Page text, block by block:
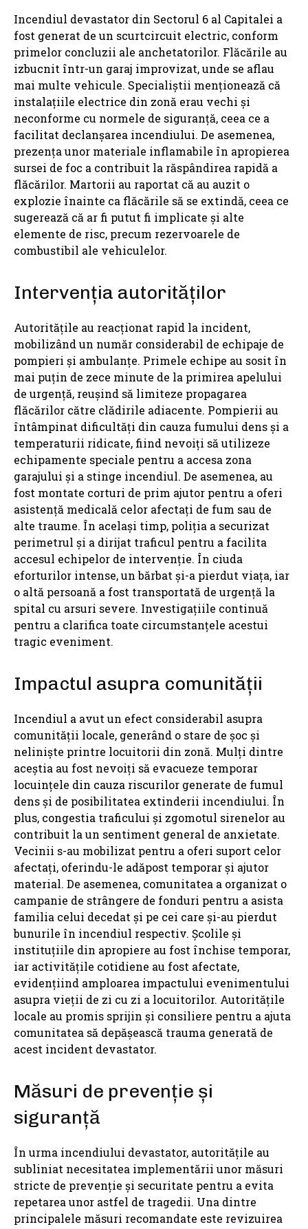
Incendiul devastator din Sectorul 6 al Capitalei a
fost generat de un scurtcircuit electric, conform
primelor concluzii ale anchetatorilor. Flăcările au
izbucnit într-un garaj improvizat, unde se aflau
mai multe vehicule. Specialiștii menționează că
instalațiile electrice din zonă erau vechi și
neconforme cu normele de siguranță, ceea ce a
facilitat declanșarea incendiului. De asemenea,
prezența unor materiale inflamabile în apropierea
sursei de foc a contribuit la răspândirea rapidă a
flăcărilor. Martorii au raportat că au auzit o
explozie înainte ca flăcările să se extindă, ceea ce
sugerează că ar fi putut fi implicate și alte
elemente de risc, precum rezervoarele de
combustibil ale vehiculelor.
Intervenția autorităților
Autoritățile au reacționat rapid la incident,
mobilizând un număr considerabil de echipaje de
pompieri și ambulanțe. Primele echipe au sosit în
mai puțin de zece minute de la primirea apelului
de urgență, reușind să limiteze propagarea
flăcărilor către clădirile adiacente. Pompierii au
întâmpinat dificultăți din cauza fumului dens și a
temperaturii ridicate, fiind nevoiți să utilizeze
echipamente speciale pentru a accesa zona
garajului și a stinge incendiul. De asemenea, au
fost montate corturi de prim ajutor pentru a oferi
asistență medicală celor afectați de fum sau de
alte traume. În același timp, poliția a securizat
perimetrul și a dirijat traficul pentru a facilita
accesul echipelor de intervenție. În ciuda
eforturilor intense, un bărbat și-a pierdut viața, iar
o altă persoană a fost transportată de urgență la
spital cu arsuri severe. Investigațiile continuă
pentru a clarifica toate circumstanțele acestui
tragic eveniment.
Impactul asupra comunității
Incendiul a avut un efect considerabil asupra
comunității locale, generând o stare de șoc și
neliniște printre locuitorii din zonă. Mulți dintre
aceștia au fost nevoiți să evacueze temporar
locuințele din cauza riscurilor generate de fumul
dens și de posibilitatea extinderii incendiului. În
plus, congestia traficului și zgomotul sirenelor au
contribuit la un sentiment general de anxietate.
Vecinii s-au mobilizat pentru a oferi suport celor
afectați, oferindu-le adăpost temporar și ajutor
material. De asemenea, comunitatea a organizat o
campanie de strângere de fonduri pentru a asista
familia celui decedat și pe cei care și-au pierdut
bunurile în incendiul respectiv. Școlile și
instituțiile din apropiere au fost închise temporar,
iar activitățile cotidiene au fost afectate,
evidențiind amploarea impactului evenimentului
asupra vieții de zi cu zi a locuitorilor. Autoritățile
locale au promis sprijin și consiliere pentru a ajuta
comunitatea să depășească trauma generată de
acest incident devastator.
Măsuri de prevenție și
siguranță
În urma incendiului devastator, autoritățile au
subliniat necesitatea implementării unor măsuri
stricte de prevenție și securitate pentru a evita
repetarea unor astfel de tragedii. Una dintre
principalele măsuri recomandate este revizuirea